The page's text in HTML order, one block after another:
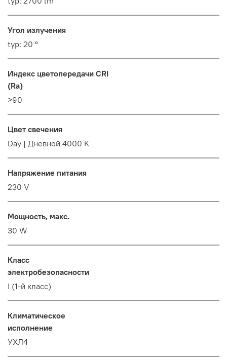
Угол излучения
typ: 20 °
Индекс цветопередачи CRI
(Ra)
>90
Цвет свечения
Day | Дневной 4000 K
Напряжение питания
230 V
Мощность, макс.
30 W
Класс
электробезопасности
I (1-й класс)
Климатическое
исполнение
УХЛ4